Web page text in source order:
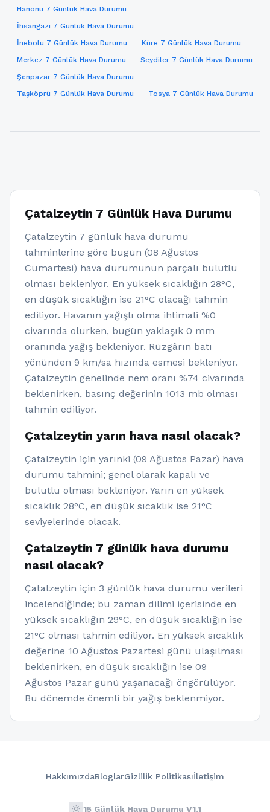
Hanönü 7 Günlük Hava Durumu
İhsangazi 7 Günlük Hava Durumu
İnebolu 7 Günlük Hava Durumu
Küre 7 Günlük Hava Durumu
Merkez 7 Günlük Hava Durumu
Seydiler 7 Günlük Hava Durumu
Şenpazar 7 Günlük Hava Durumu
Taşköprü 7 Günlük Hava Durumu
Tosya 7 Günlük Hava Durumu
Çatalzeytin 7 Günlük Hava Durumu
Çatalzeytin 7 günlük hava durumu
tahminlerine göre bugün (08 Ağustos
Cumartesi) hava durumunun parçalı bulutlu
olması bekleniyor. En yüksek sıcaklığın 28°C,
en düşük sıcaklığın ise 21°C olacağı tahmin
ediliyor. Havanın yağışlı olma ihtimali %0
civarında olurken, bugün yaklaşık 0 mm
oranında yağış bekleniyor. Rüzgârın batı
yönünden 9 km/sa hızında esmesi bekleniyor.
Çatalzeytin genelinde nem oranı %74 civarında
beklenirken, basınç değerinin 1013 mb olması
tahmin ediliyor.
Çatalzeytin yarın hava nasıl olacak?
Çatalzeytin için yarınki (09 Ağustos Pazar) hava
durumu tahmini; genel olarak kapalı ve
bulutlu olması bekleniyor. Yarın en yüksek
sıcaklık 28°C, en düşük sıcaklık ise 21°C
seviyelerinde olacak.
Çatalzeytin 7 günlük hava durumu
nasıl olacak?
Çatalzeytin için 3 günlük hava durumu verileri
incelendiğinde; bu zaman dilimi içerisinde en
yüksek sıcaklığın 29°C, en düşük sıcaklığın ise
21°C olması tahmin ediliyor. En yüksek sıcaklık
değerine 10 Ağustos Pazartesi günü ulaşılması
beklenirken, en düşük sıcaklığın ise 09
Ağustos Pazar günü yaşanacağı öngörülüyor.
Bu dönemde önemli bir yağış beklenmiyor.
HakkımızdaBloglarGizlilik Politikasıİletişim
wb_sunny 15 Günlük Hava Durumu V1.1